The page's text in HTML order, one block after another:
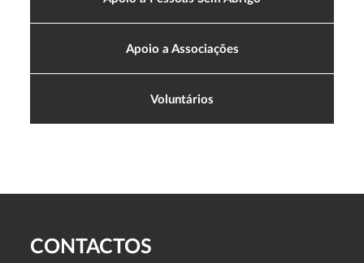
Apoio a Associações
Voluntários
CONTACTOS